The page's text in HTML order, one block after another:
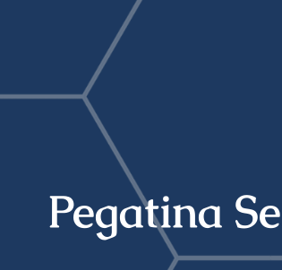
Pegatina